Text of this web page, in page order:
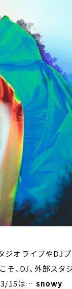
オライブやDJ
、DJ、外部スタ
3/15は… snowy